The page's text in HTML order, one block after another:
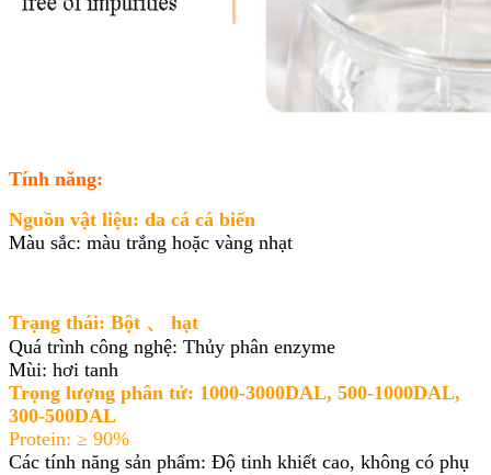
Tính năng:
Nguồn vật liệu: da cá cá biển
Màu sắc: màu trắng hoặc vàng nhạt
Trạng thái: Bột 、 hạt
Quá trình công nghệ: Thủy phân enzyme
Mùi: hơi tanh
Trọng lượng phân tử: 1000-3000DAL, 500-1000DAL,
300-500DAL
Protein: ≥ 90%
Các tính năng sản phẩm: Độ tinh khiết cao, không có phụ